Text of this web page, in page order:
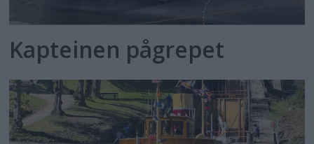
Kapteinen pågrepet